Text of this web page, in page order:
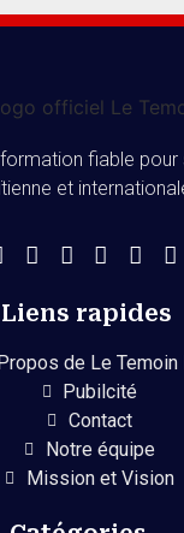
fiable pour
et
Liens rapides
de Le Temoin
Pubilcité
Contact
Notre équipe
Mission et Vision